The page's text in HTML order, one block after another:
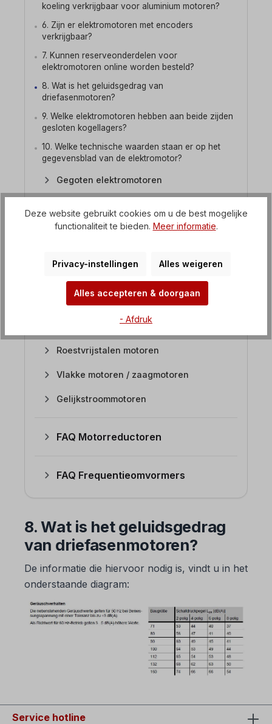
koeling verkrijgbaar voor aluminium motoren?
6. Zijn er elektromotoren met encoders
verkrijgbaar?
7. Kunnen reserveonderdelen voor
elektromotoren online worden besteld?
8. Wat is het geluidsgedrag van
driefasenmotoren?
9. Welke elektromotoren hebben aan beide zijden
gesloten kogellagers?
10. Welke technische waarden staan er op het
gegevensblad van de elektromotor?
Gegoten elektromotoren
Poolomschakelbare elektromotoren
Cirkelzaagmotoren
Roestvrijstalen motoren
Vlakke motoren / zaagmotoren
Gelijkstroommotoren
FAQ Motorreductoren
FAQ Frequentieomvormers
8. Wat is het geluidsgedrag
van driefasenmotoren?
De informatie die hiervoor nodig is, vindt u in het
onderstaande diagram:
Service hotline
Deze website gebruikt cookies om u de best mogelijke
functionaliteit te bieden. Meer informatie.
Privacy-instellingen Alles weigeren
Alles accepteren & doorgaan
- Afdruk